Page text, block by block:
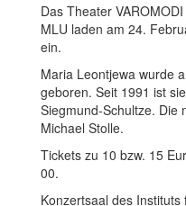
Das Theater
MLU laden am 24.
ein.
Maria Leontjewa wurde
geboren. Seit 1991 ist
Siegmund-Schultze. Die
Michael Stolle.
Tickets zu 10 bzw. 15
00.
Konzertsaal des